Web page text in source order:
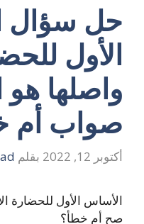
حل سؤال
الأول
واصلها هو
صواب أم
أكتوبر 12, 2022 بقلم
الأساس الأول للحضارة
صح أم خطأ؟